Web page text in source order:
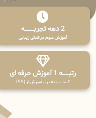
2 دهه تجربـــــــــه
آموزش علوم مراقبتی زیبایی
رتبــــــه 1 آموزش حرفه ای
کسب رتبه برتر آموزش از PPQ